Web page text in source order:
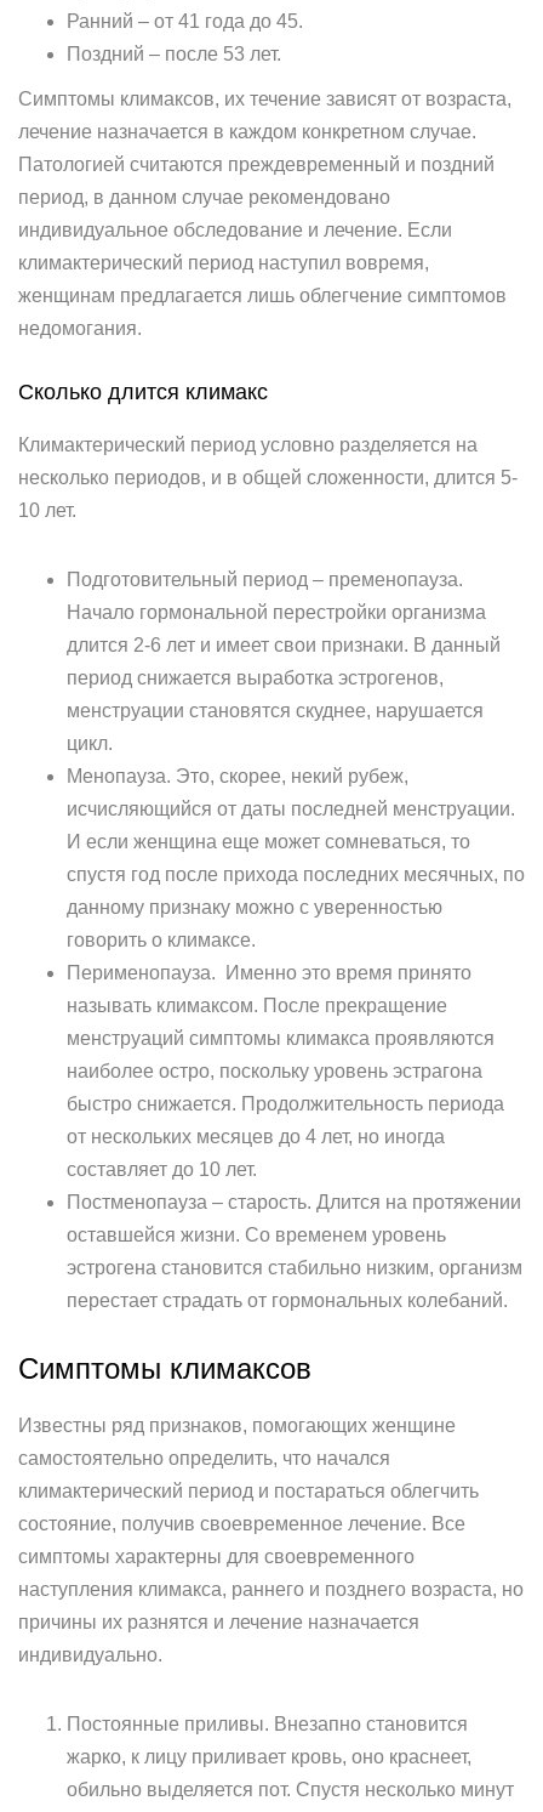
Ранний – от 41 года до 45.
Поздний – после 53 лет.
Симптомы климаксов, их течение зависят от возраста,
лечение назначается в каждом конкретном случае.
Патологией считаются преждевременный и поздний
период, в данном случае рекомендовано
индивидуальное обследование и лечение. Если
климактерический период наступил вовремя,
женщинам предлагается лишь облегчение симптомов
недомогания.
Сколько длится климакс
Климактерический период условно разделяется на
несколько периодов, и в общей сложенности, длится 5-
10 лет.
Подготовительный период – пременопауза.
Начало гормональной перестройки организма
длится 2-6 лет и имеет свои признаки. В данный
период снижается выработка эстрогенов,
менструации становятся скуднее, нарушается
цикл.
Менопауза. Это, скорее, некий рубеж,
исчисляющийся от даты последней менструации.
И если женщина еще может сомневаться, то
спустя год после прихода последних месячных, по
данному признаку можно с уверенностью
говорить о климаксе.
Перименопауза. Именно это время принято
называть климаксом. После прекращение
менструаций симптомы климакса проявляются
наиболее остро, поскольку уровень эстрагона
быстро снижается. Продолжительность периода
от нескольких месяцев до 4 лет, но иногда
составляет до 10 лет.
Постменопауза – старость. Длится на протяжении
оставшейся жизни. Со временем уровень
эстрогена становится стабильно низким, организм
перестает страдать от гормональных колебаний.
Симптомы климаксов
Известны ряд признаков, помогающих женщине
самостоятельно определить, что начался
климактерический период и постараться облегчить
состояние, получив своевременное лечение. Все
симптомы характерны для своевременного
наступления климакса, раннего и позднего возраста, но
причины их разнятся и лечение назначается
индивидуально.
Постоянные приливы. Внезапно становится
жарко, к лицу приливает кровь, оно краснеет,
обильно выделяется пот. Спустя несколько минут